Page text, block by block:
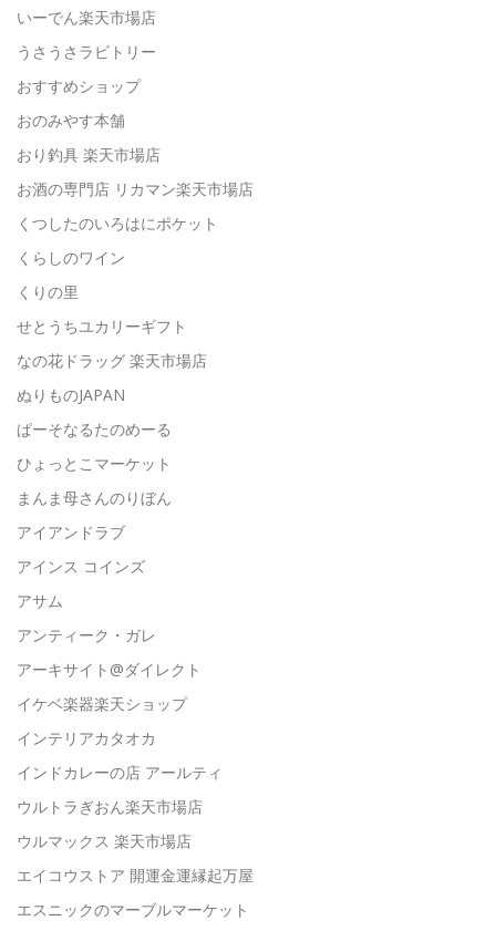
いーでん楽天市場店
うさうさラビトリー
おすすめショップ
おのみやす本舗
おり釣具 楽天市場店
お酒の専門店 リカマン楽天市場店
くつしたのいろはにポケット
くらしのワイン
くりの里
せとうちユカリーギフト
なの花ドラッグ 楽天市場店
ぬりものJAPAN
ぱーそなるたのめーる
ひょっとこマーケット
まんま母さんのりぼん
アイアンドラブ
アインス コインズ
アサム
アンティーク・ガレ
アーキサイト@ダイレクト
イケベ楽器楽天ショップ
インテリアカタオカ
インドカレーの店 アールティ
ウルトラぎおん楽天市場店
ウルマックス 楽天市場店
エイコウストア 開運金運縁起万屋
エスニックのマーブルマーケット